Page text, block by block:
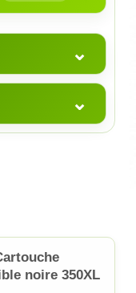
⌄
⌄
noire 350XL